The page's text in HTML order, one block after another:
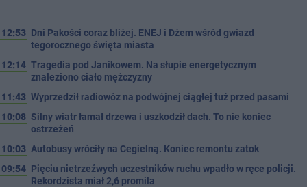
12:53 Dni Pakości coraz bliżej. ENEJ i Dżem wśród gwiazd
tegorocznego święta miasta
12:14 Tragedia pod Janikowem. Na słupie energetycznym
znaleziono ciało mężczyzny
11:43 Wyprzedził radiowóz na podwójnej ciągłej tuż przed pasami
10:08 Silny wiatr łamał drzewa i uszkodził dach. To nie koniec
ostrzeżeń
10:03 Autobusy wróciły na Cegielną. Koniec remontu zatok
09:54 Pięciu nietrzeźwych uczestników ruchu wpadło w ręce policji.
Rekordzista miał 2,6 promila